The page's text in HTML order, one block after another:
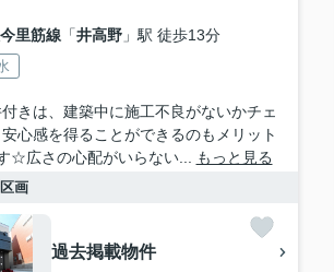
里筋線「井高野」駅 徒歩13分
きは、建築中に施工不良がないかチェ
心感を得ることができるのもメリット
☆広さの心配がいらない...
もっと見る
画
過去掲載物件